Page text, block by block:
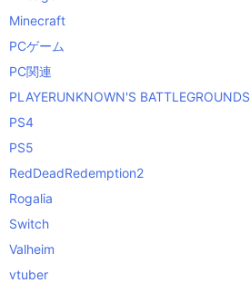
Minecraft
PCゲーム
PC関連
PLAYERUNKNOWN'S BATTLEGROUNDS
PS4
PS5
RedDeadRedemption2
Rogalia
Switch
Valheim
vtuber